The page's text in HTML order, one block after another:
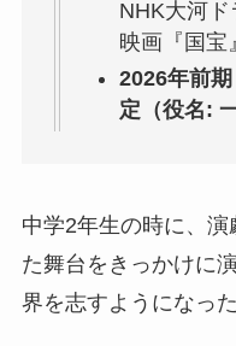
NHK大河ド
映画『国宝』
2026年前
定（役名:
中学2年生の時に、
た舞台をきっかけに
界を志すようになっ